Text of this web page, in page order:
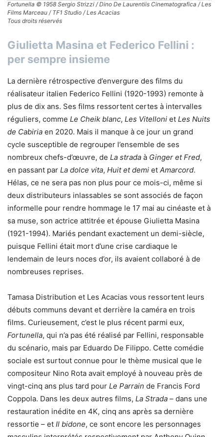
Fortunella © 1958 Sergio Strizzi / Dino De Laurentiis Cinematografica / Les
Films Marceau / TF1 Studio / Les Acacias
Tous droits réservés
Giulietta Masina et Federico Fellini :
per sempre insieme
La dernière rétrospective d’envergure des films du
réalisateur italien Federico Fellini (1920-1993) remonte à
plus de dix ans. Ses films ressortent certes à intervalles
réguliers, comme Le Cheik blanc, Les Vitelloni et Les Nuits
de Cabiria en 2020. Mais il manque à ce jour un grand
cycle susceptible de regrouper l’ensemble de ses
nombreux chefs-d’œuvre, de La strada à Ginger et Fred,
en passant par La dolce vita, Huit et demi et Amarcord.
Hélas, ce ne sera pas non plus pour ce mois-ci, même si
deux distributeurs inlassables se sont associés de façon
informelle pour rendre hommage le 17 mai au cinéaste et à
sa muse, son actrice attitrée et épouse Giulietta Masina
(1921-1994). Mariés pendant exactement un demi-siècle,
puisque Fellini était mort d’une crise cardiaque le
lendemain de leurs noces d’or, ils avaient collaboré à de
nombreuses reprises.
Tamasa Distribution et Les Acacias vous ressortent leurs
débuts communs devant et derrière la caméra en trois
films. Curieusement, c’est le plus récent parmi eux,
Fortunella, qui n’a pas été réalisé par Fellini, responsable
du scénario, mais par Eduardo De Filippo. Cette comédie
sociale est surtout connue pour le thème musical que le
compositeur Nino Rota avait employé à nouveau près de
vingt-cinq ans plus tard pour Le Parrain de Francis Ford
Coppola. Dans les deux autres films, La Strada – dans une
restauration inédite en 4K, cinq ans après sa dernière
ressortie – et Il bidone, ce sont encore les personnages